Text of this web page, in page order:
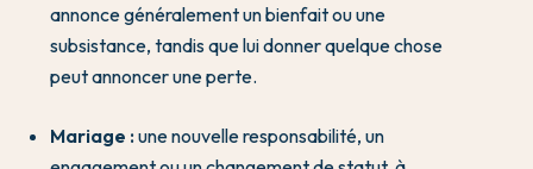
annonce généralement un bienfait ou une
subsistance, tandis que lui donner quelque chose
peut annoncer une perte.
Mariage :une nouvelle responsabilité, un